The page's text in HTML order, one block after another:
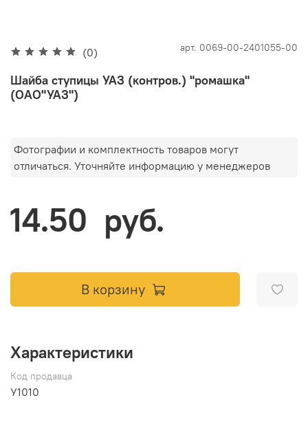
(0) арт. 0069-00-2401055-00
Шайба ступицы УАЗ (контров.) "ромашка"
(ОАО"УАЗ")
Фотографии и комплектность товаров могут
отличаться. Уточняйте информацию у менеджеров
14.50 руб.
В корзину
Характеристики
Код продавца
У1010